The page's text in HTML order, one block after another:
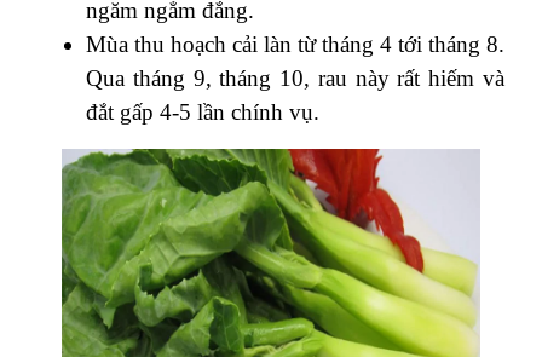
ngăm ngẳm đắng.
Mùa thu hoạch cải làn từ tháng 4 tới tháng 8.
Qua tháng 9, tháng 10, rau này rất hiếm và
đắt gấp 4-5 lần chính vụ.